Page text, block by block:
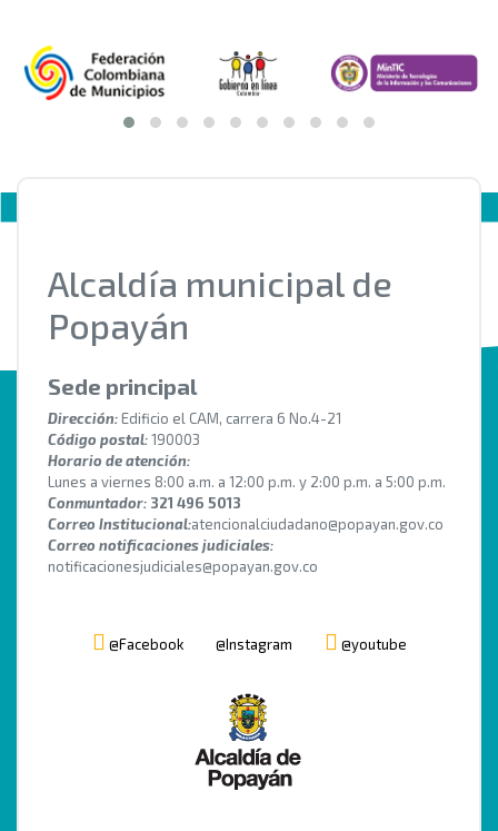
Alcaldía municipal de
Popayán
Sede principal
Dirección: Edificio el CAM, carrera 6 No.4-21
Código postal:190003
Horario de atención:
Lunes a viernes 8:00 a.m. a 12:00 p.m. y 2:00 p.m. a 5:00 p.m.
Conmuntador: 321 496 5013
Correo Institucional:atencionalciudadano@popayan.gov.co
Correo notificaciones judiciales:
notificacionesjudiciales@popayan.gov.co
@Facebook @Instagram @youtube